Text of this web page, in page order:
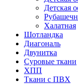
Детская
Халатная
Шотландка
Диагональ
Двунитка
Суровые ткани
ХПП
Ткани с ПВХ